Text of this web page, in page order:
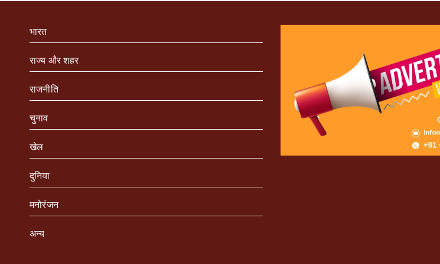
भारत
राज्य और शहर
राजनीति
चुनाव
खेल
दुनिया
मनोरंजन
अन्य